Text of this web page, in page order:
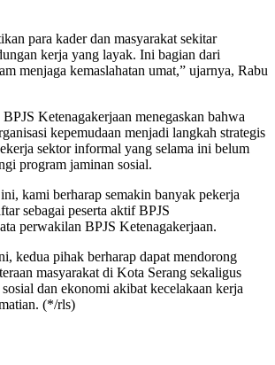
para kader dan masyarakat sekitar
kerja yang layak. Ini bagian dari
menjaga kemaslahatan umat,” ujarnya, Rabu
Ketenagakerjaan menegaskan bahwa
kepemudaan menjadi langkah strategis
sektor informal yang selama ini belum
program jaminan sosial.
kami berharap semakin banyak pekerja
sebagai peserta aktif BPJS
perwakilan BPJS Ketenagakerjaan.
kedua pihak berharap dapat mendorong
masyarakat di Kota Serang sekaligus
dan ekonomi akibat kecelakaan kerja
(*/rls)